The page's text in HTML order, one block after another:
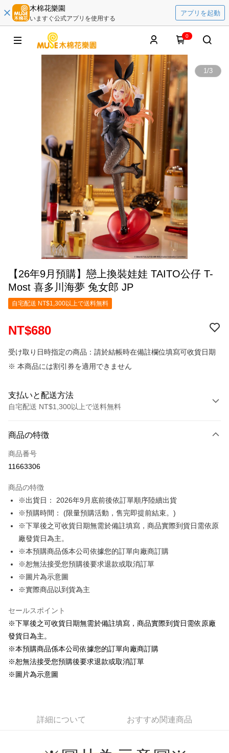
木棉花樂園
いますぐ公式アプリを使用する
アプリを起動
0
1/3
【26年9月預購】戀上換裝娃娃 TAITO公仔 T-
Most 喜多川海夢 兔女郎 JP
自宅配送 NT$1,300以上で送料無料
NT$680
受け取り日時指定の商品：請於結帳時在備註欄位填寫可收貨日期
※ 本商品には割引券を適用できません
支払いと配送方法
自宅配送 NT$1,300以上で送料無料
クレジットカード1回払い
LINE Pay
Easy Wallet
Google Pay
ATM払い
預購訂單-宅配專用(🔺不同預購月份建議分開結帳，避免整筆訂單等
超久)
預購訂單-離島宅配專用-(澎湖/金門/馬祖)(🔺不同預購月份建議分開
結帳，避免整筆訂單等超久)
配送毎にNT$220
商品の特徴
商品番号
11663306
商品の特徴
※出貨日： 2026年9月底前後依訂單順序陸續出貨
※預購時間： (限量預購活動，售完即提前結束。)
※下單後之可收貨日期無需於備註填寫，商品實際到貨日需依原
廠發貨日為主。
※本預購商品係本公司依據您的訂單向廠商訂購
※恕無法接受您預購後要求退款或取消訂單
※圖片為示意圖
※實際商品以到貨為主
セールスポイント
※下單後之可收貨日期無需於備註填寫，商品實際到貨日需依原廠
發貨日為主。
※本預購商品係本公司依據您的訂單向廠商訂購
※恕無法接受您預購後要求退款或取消訂單
※圖片為示意圖
詳細について おすすめ関連商品